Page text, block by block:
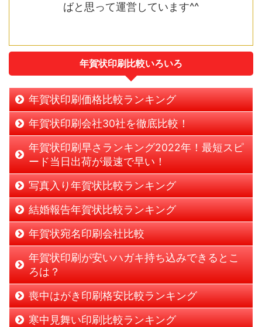
ばと思って運営しています^^
年賀状印刷比較いろいろ
年賀状印刷価格比較ランキング
年賀状印刷会社30社を徹底比較！
年賀状印刷早さランキング2022年！最短スピ
ード当日出荷が最速で早い！
写真入り年賀状比較ランキング
結婚報告年賀状比較ランキング
年賀状宛名印刷会社比較
年賀状印刷が安いハガキ持ち込みできるとこ
ろは？
喪中はがき印刷格安比較ランキング
寒中見舞い印刷比較ランキング